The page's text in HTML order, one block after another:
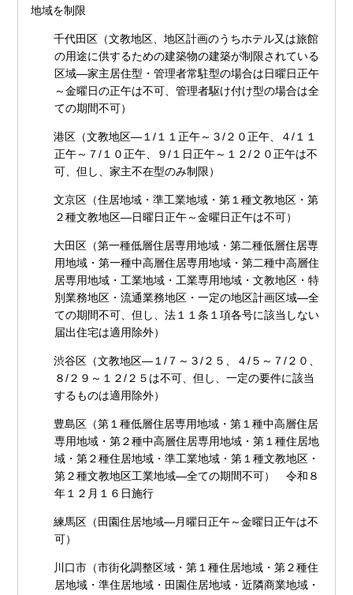
地域を制限
千代田区（文教地区、地区計画のうちホテル又は旅館
の用途に供するための建築物の建築が制限されている
区域―家主居住型・管理者常駐型の場合は日曜日正午
～金曜日の正午は不可、管理者駆け付け型の場合は全
ての期間不可）
港区（文教地区―１/１１正午～３/２０正午、４/１１
正午～７/１０正午、９/１日正午～１２/２０正午は不
可、但し、家主不在型のみ制限）
文京区（住居地域・準工業地域・第１種文教地区・第
２種文教地区―日曜日正午～金曜日正午は不可）
大田区（第一種低層住居専用地域・第二種低層住居専
用地域・第一種中高層住居専用地域・第二種中高層住
居専用地域・工業地域・工業専用地域・文教地区・特
別業務地区・流通業務地区・一定の地区計画区域―全
ての期間不可、但し、法１１条１項各号に該当しない
届出住宅は適用除外）
渋谷区（文教地区―１/７～３/２５、４/５～７/２０、
８/２９～１２/２５は不可、但し、一定の要件に該当
するものは適用除外）
豊島区（第１種低層住居専用地域・第１種中高層住居
専用地域・第２種中高層住居専用地域・第１種住居地
域・第２種住居地域・準工業地域・第１種文教地区・
第２種文教地区工業地域―全ての期間不可） 令和８
年１２月１６日施行
練馬区（田園住居地域―月曜日正午～金曜日正午は不
可）
川口市（市街化調整区域・第１種住居地域・第２種住
居地域・準住居地域・田園住居地域・近隣商業地域・